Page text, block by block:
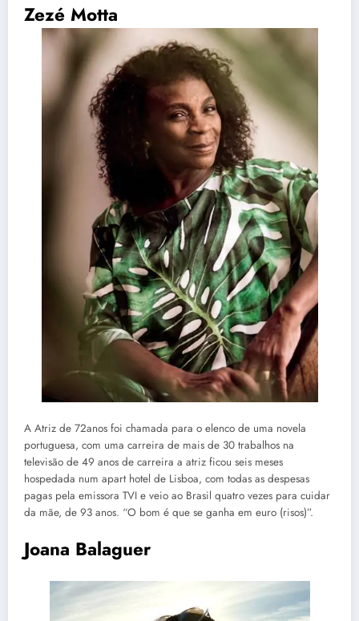
Zezé Motta
A Atriz de 72anos foi chamada para o elenco de uma novela
portuguesa, com uma carreira de mais de 30 trabalhos na
televisão de 49 anos de carreira a atriz ficou seis meses
hospedada num apart hotel de Lisboa, com todas as despesas
pagas pela emissora TVI e veio ao Brasil quatro vezes para cuidar
da mãe, de 93 anos. “O bom é que se ganha em euro (risos)”.
Joana Balaguer